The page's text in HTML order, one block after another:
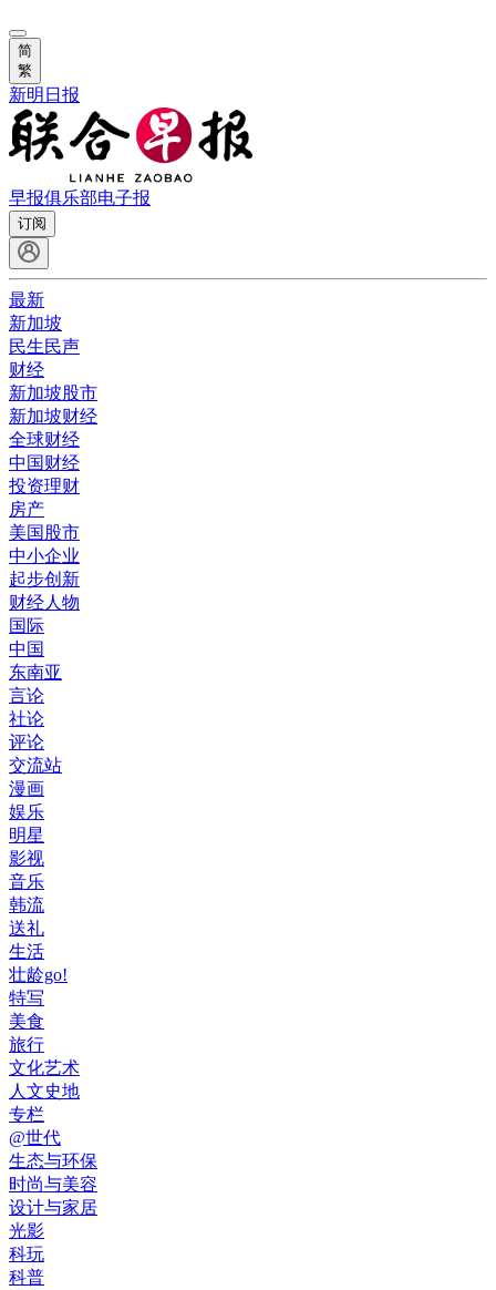
简
繁
新明日报
早报俱乐部电子报
订阅
最新
新加坡
民生民声
财经
新加坡股市
新加坡财经
全球财经
中国财经
投资理财
房产
美国股市
中小企业
起步创新
财经人物
国际
中国
东南亚
言论
社论
评论
交流站
漫画
娱乐
明星
影视
音乐
韩流
送礼
生活
壮龄go!
特写
美食
旅行
文化艺术
人文史地
专栏
@世代
生态与环保
时尚与美容
设计与家居
光影
科玩
科普